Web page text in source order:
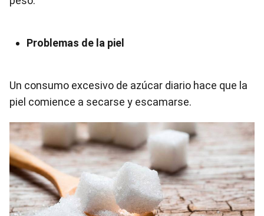
Problemas de la piel
Un consumo excesivo de azúcar diario hace que la
piel comience a secarse y escamarse.